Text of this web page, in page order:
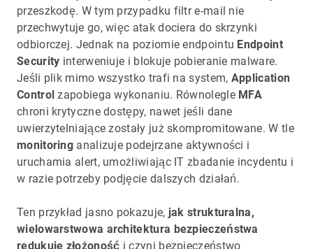
przeszkodę. W tym przypadku filtr e-mail nie
przechwytuje go, więc atak dociera do skrzynki
odbiorczej. Jednak na poziomie endpointu Endpoint
Security interweniuje i blokuje pobieranie malware.
Jeśli plik mimo wszystko trafi na system, Application
Control zapobiega wykonaniu. Równolegle MFA
chroni krytyczne dostępy, nawet jeśli dane
uwierzytelniające zostały już skompromitowane. W tle
monitoring analizuje podejrzane aktywności i
uruchamia alert, umożliwiając IT zbadanie incydentu i
w razie potrzeby podjęcie dalszych działań.
Ten przykład jasno pokazuje, jak strukturalna,
wielowarstwowa architektura bezpieczeństwa
redukuje złożoność i czyni bezpieczeństwo